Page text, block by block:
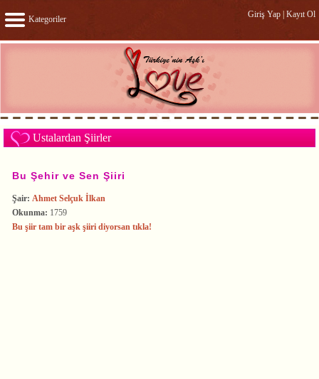
Kategoriler Giriş Yap Kayıt Ol
Ustalardan Şiirler
Bu Şehir ve Sen Şiiri
Şair: Ahmet Selçuk İlkan
Okunma: 1759
Bu şiir tam bir aşk şiiri diyorsan tıkla!